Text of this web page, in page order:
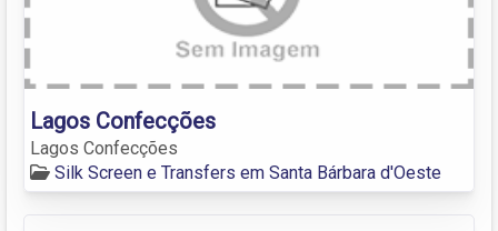
Lagos Confecções
Lagos Confecções
Silk Screen e Transfers em Santa Bárbara d'Oeste